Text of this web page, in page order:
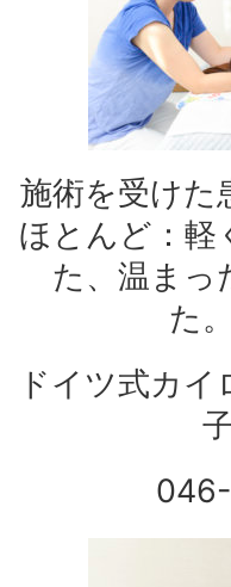
施術を受けた
ほとんど：軽
た、温まっ
た
ドイツ式カ